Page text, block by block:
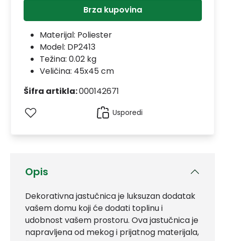
Opis
Dekorativna jastučnica je luksuzan dodatak
vašem domu koji će dodati toplinu i
udobnost vašem prostoru. Ova jastučnica je
napravljena od mekog i prijatnog materijala,
Brza kupovina
Materijal: Poliester
Model: DP2413
Težina: 0.02 kg
Veličina: 45x45 cm
Šifra artikla:000142671
Usporedi